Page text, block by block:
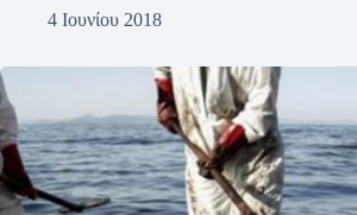
4 Ιουνίου 2018